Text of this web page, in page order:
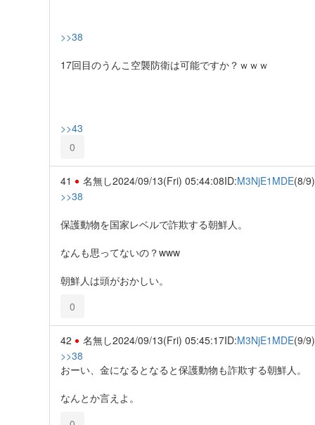
>>38
17回目のうんこ空襲防衛は可能ですか？ｗｗｗ
>>43
0
41 名無し2024/09/13(Fri) 05:44:08ID:M3NjE1MDE(8/9)
>>38
保護動物を国家レベルで詐欺する朝鮮人。
なんも思ってないの？www
朝鮮人は頭がおかしい。
0
42 名無し2024/09/13(Fri) 05:45:17ID:M3NjE1MDE(9/9)
>>38
おーい、金になるとなると保護動物も詐欺する朝鮮人。
なんとか言えよ。